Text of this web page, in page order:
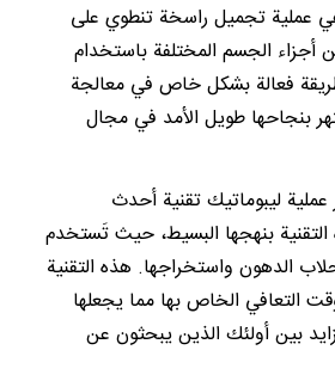
عملية تجميل راسخة تنطوي على
أجزاء الجسم المختلفة باستخدام
فعالة بشكل خاص في معالجة
بنجاحها طويل الأمد في مجال
ليبوماتيك تقنية أحدث
بنهجها البسيط، حيث تَستخدم
الدهون واستخراجها. هذه التقنية
التعافي الخاص بها مما يجعلها
بين أولئك الذين يبحثون عن